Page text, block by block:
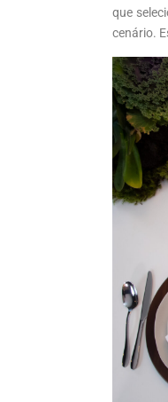
que
cenário.